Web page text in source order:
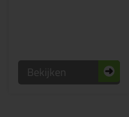
Bekijken